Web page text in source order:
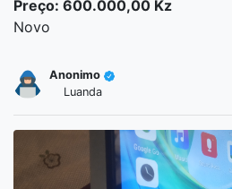
Preço: 600.000,00 Kz
Novo
Anonimo
Luanda